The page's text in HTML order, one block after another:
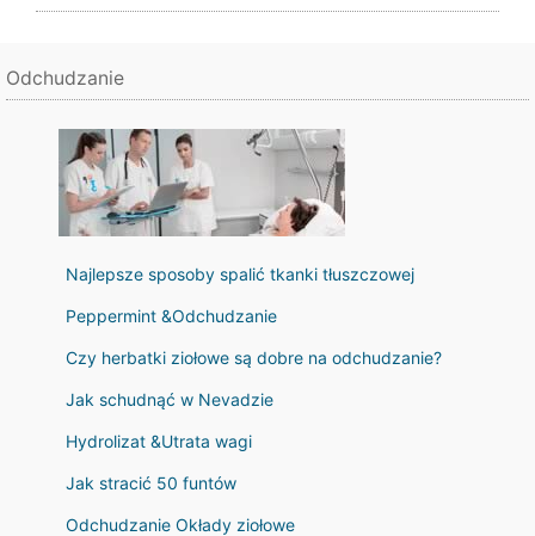
Odchudzanie
Najlepsze sposoby spalić tkanki tłuszczowej
Peppermint &Odchudzanie
Czy herbatki ziołowe są dobre na odchudzanie?
Jak schudnąć w Nevadzie
Hydrolizat &Utrata wagi
Jak stracić 50 funtów
Odchudzanie Okłady ziołowe